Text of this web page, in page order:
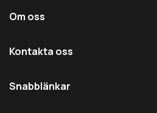
Om oss
Kontakta oss
Snabblänkar